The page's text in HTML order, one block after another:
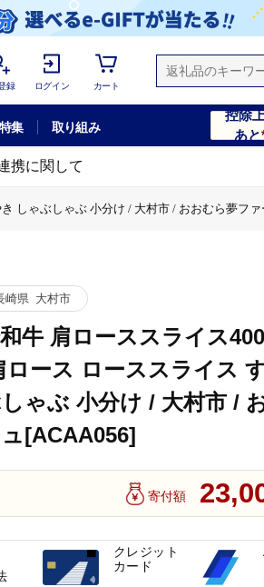
録 ログイン カート
特集 取り組み
控除
あと
携に関して
しゃぶしゃぶ 小分け / 大村市 / おおむら夢フ
崎県 大村市
牛 肩ローススライス
ロース ローススライス
ゃぶ 小分け / 大村市 /
[ACAA056]
寄付額
クレジット
カード